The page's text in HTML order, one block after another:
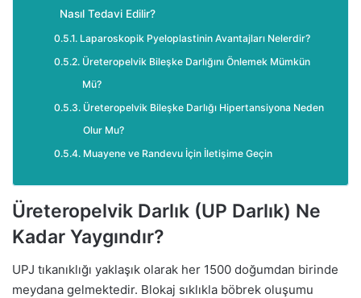
Nasıl Tedavi Edilir?
Laparoskopik Pyeloplastinin Avantajları Nelerdir?
Üreteropelvik Bileşke Darlığını Önlemek Mümkün
Mü?
Üreteropelvik Bileşke Darlığı Hipertansiyona Neden
Olur Mu?
Muayene ve Randevu İçin İletişime Geçin
Üreteropelvik Darlık (UP Darlık) Ne
Kadar Yaygındır?
UPJ tıkanıklığı yaklaşık olarak her 1500 doğumdan birinde
meydana gelmektedir. Blokaj sıklıkla böbrek oluşumu